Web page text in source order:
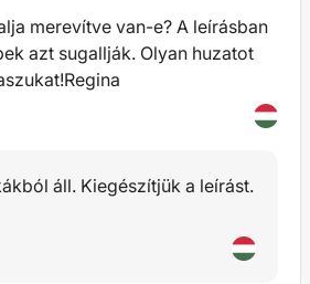
merevítve van-e? A leírásban
azt sugallják. Olyan huzatot
áll. Kiegészítjük a leírást.